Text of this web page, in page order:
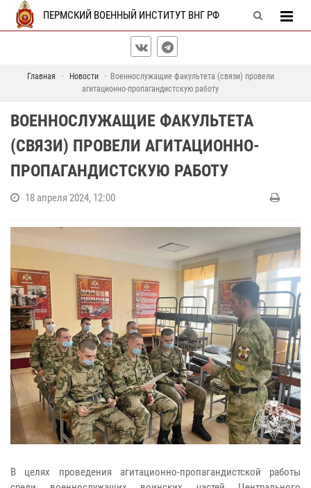
ПЕРМСКИЙ ВОЕННЫЙ ИНСТИТУТ ВНГ РФ
Главная Новости
Военнослужащие факультета (связи) провели
агитационно-пропагандистскую работу
ВОЕННОСЛУЖАЩИЕ ФАКУЛЬТЕТА
(СВЯЗИ) ПРОВЕЛИ АГИТАЦИОННО-
ПРОПАГАНДИСТСКУЮ РАБОТУ
18 апреля 2024, 12:00
В целях проведения агитационно-пропагандистской работы